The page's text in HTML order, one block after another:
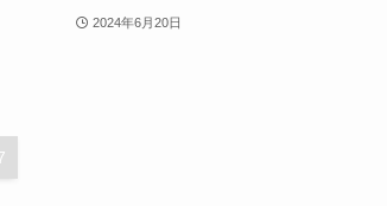
2024年6月20日